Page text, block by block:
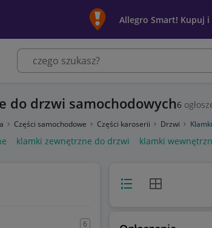
Allegro Smart! Kupuj i
do drzwi samochodowych6
Części samochodowe Części karoserii Drzwi
klamki zewnętrzne do drzwi klamki
6
Widok listyWidok siatki